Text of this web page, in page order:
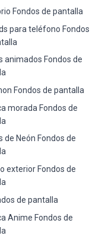
Fondos de pantalla
para teléfono Fondos
animados Fondos de
Fondos de pantalla
morada Fondos de
de Neón Fondos de
exterior Fondos de
de pantalla
Anime Fondos de